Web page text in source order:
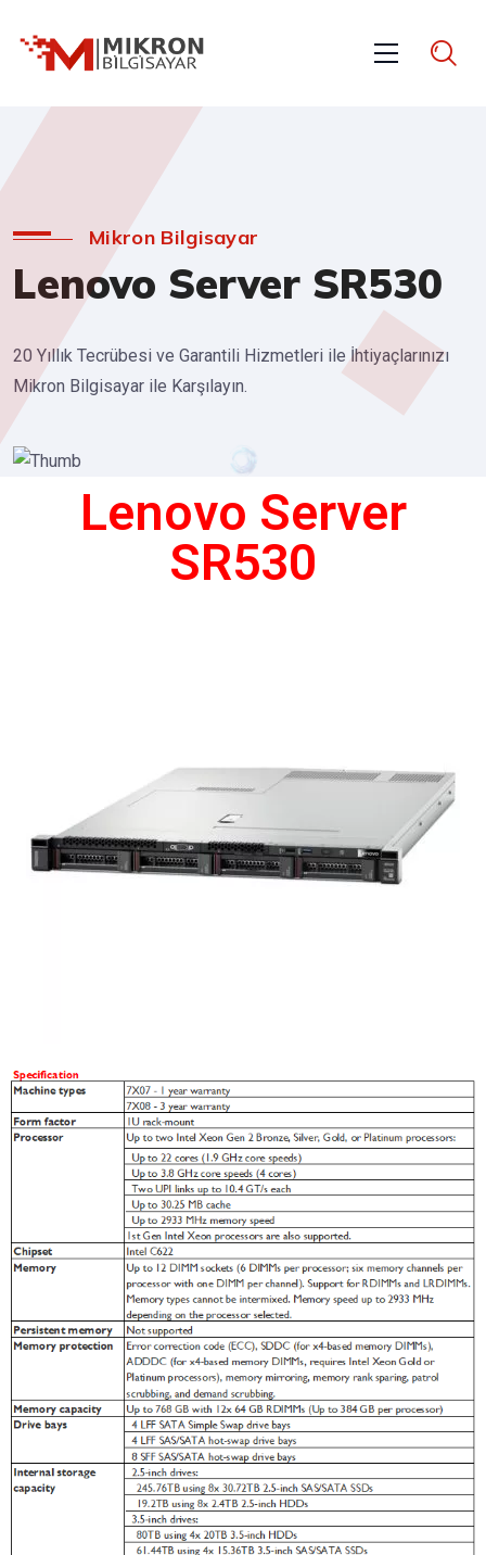
Mikron Bilgisayar
Lenovo Server SR530
20 Yıllık Tecrübesi ve Garantili Hizmetleri ile İhtiyaçlarınızı
Mikron Bilgisayar ile Karşılayın.
Lenovo Server
SR530